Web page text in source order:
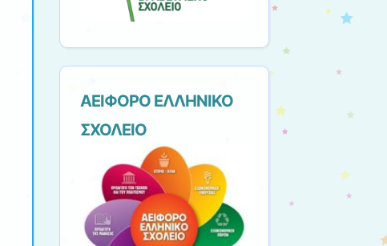
ΑΕΙΦΟΡΟ ΕΛΛΗΝΙΚΟ
ΣΧΟΛΕΙΟ